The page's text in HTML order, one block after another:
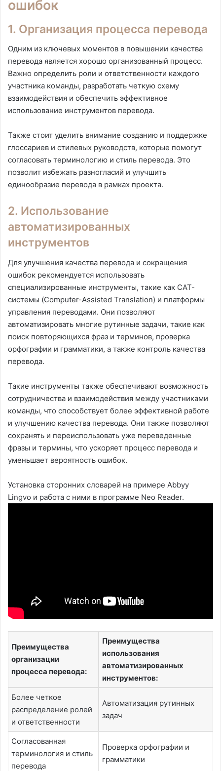
ошибок
1. Организация процесса перевода
Одним из ключевых моментов в повышении качества
перевода является хорошо организованный процесс.
Важно определить роли и ответственности каждого
участника команды, разработать четкую схему
взаимодействия и обеспечить эффективное
использование инструментов перевода.
Также стоит уделить внимание созданию и поддержке
глоссариев и стилевых руководств, которые помогут
согласовать терминологию и стиль перевода. Это
позволит избежать разногласий и улучшить
единообразие перевода в рамках проекта.
2. Использование
автоматизированных
инструментов
Для улучшения качества перевода и сокращения
ошибок рекомендуется использовать
специализированные инструменты, такие как CAT-
системы (Computer-Assisted Translation) и платформы
управления переводами. Они позволяют
автоматизировать многие рутинные задачи, такие как
поиск повторяющихся фраз и терминов, проверка
орфографии и грамматики, а также контроль качества
перевода.
Такие инструменты также обеспечивают возможность
сотрудничества и взаимодействия между участниками
команды, что способствует более эффективной работе
и улучшению качества перевода. Они также позволяют
сохранять и переиспользовать уже переведенные
фразы и термины, что ускоряет процесс перевода и
уменьшает вероятность ошибок.
Установка сторонних словарей на примере Abbyy
Lingvo и работа с ними в программе Neo Reader.
Преимущества
организации
процесса перевода:
Преимущества
использования
автоматизированных
инструментов:
Более четкое
распределение ролей
и ответственности
Автоматизация рутинных
задач
Согласованная
терминология и стиль
перевода
Проверка орфографии и
грамматики